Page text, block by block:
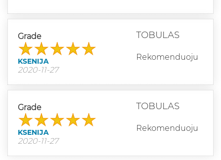
Grade
KSENIJA
2020-11-27
TOBULAS
Rekomenduoju
Grade
KSENIJA
2020-11-27
TOBULAS
Rekomenduoju